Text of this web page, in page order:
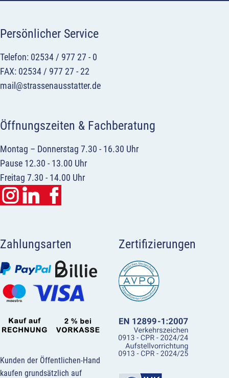
Persönlicher Service
Telefon: 02534 / 977 27 - 0
FAX: 02534 / 977 27 - 22
mail@strassenausstatter.de
Öffnungszeiten & Fachberatung
Montag – Donnerstag 7.30 - 16.30 Uhr
Pause 12.30 - 13.00 Uhr
Freitag 7.30 - 14.00 Uhr
Zahlungsarten
Kunden der Öffentlichen-Hand
kaufen grundsätzlich auf
Zertifizierungen